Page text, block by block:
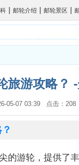
| 邮轮介绍 | 邮轮景区 |
旅游攻略？
05-07 03:39 点击：
的游轮，提供了